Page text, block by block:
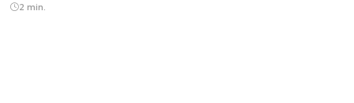
2 min.